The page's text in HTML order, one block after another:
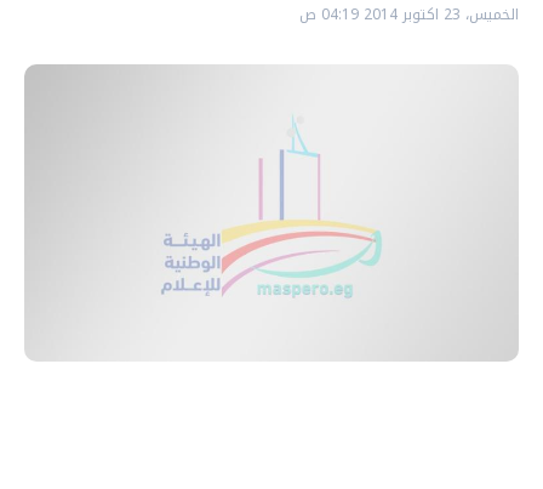
الخميس، 23 اكتوبر 2014 04:19 ص